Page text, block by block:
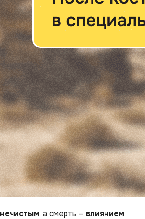
нечистым, а смерть — влиянием